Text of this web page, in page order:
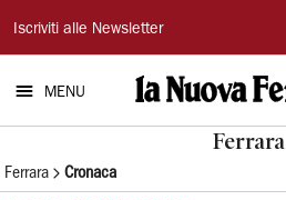
La
Nuova
Ferrara
Iscriviti alle Newsletter
MENU
Ferrara
Ferrara Cronaca